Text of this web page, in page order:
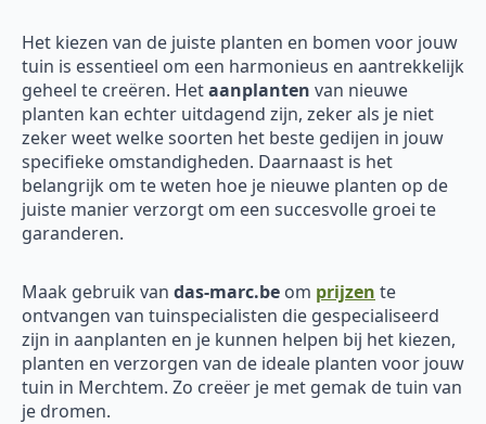
Het kiezen van de juiste planten en bomen voor jouw
tuin is essentieel om een harmonieus en aantrekkelijk
geheel te creëren. Hetaanplanten van nieuwe
planten kan echter uitdagend zijn, zeker als je niet
zeker weet welke soorten het beste gedijen in jouw
specifieke omstandigheden. Daarnaast is het
belangrijk om te weten hoe je nieuwe planten op de
juiste manier verzorgt om een succesvolle groei te
garanderen.
Maak gebruik van das-marc.be om prijzen te
ontvangen van tuinspecialisten die gespecialiseerd
zijn in aanplanten en je kunnen helpen bij het kiezen,
planten en verzorgen van de ideale planten voor jouw
tuin in Merchtem. Zo creëer je met gemak de tuin van
je dromen.